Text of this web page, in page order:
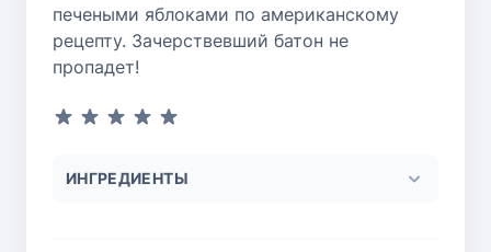
печеными яблоками по американскому
рецепту. Зачерствевший батон не
пропадет!
ИНГРЕДИЕНТЫ